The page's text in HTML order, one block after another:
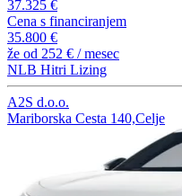
37.325 €
Cena s financiranjem
35.800 €
že od 252 € / mesec
NLB Hitri Lizing
A2S d.o.o.
Mariborska Cesta 140,Celje